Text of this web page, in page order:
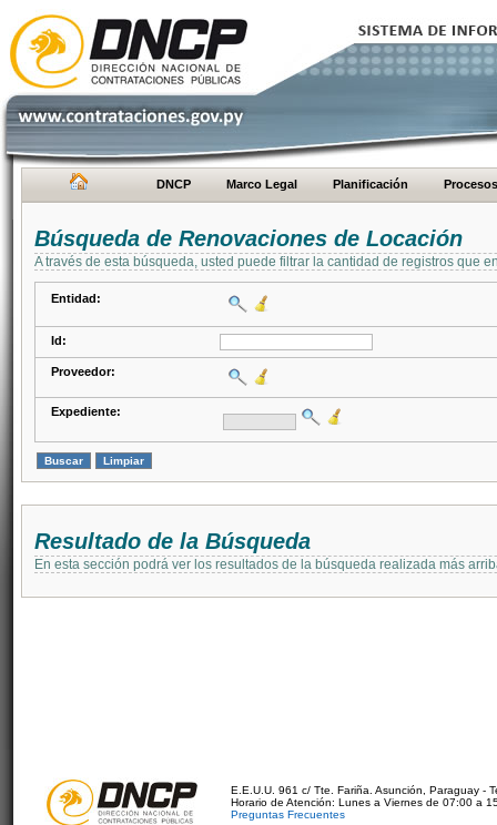
DNCP Marco Legal Planificación Procesos
Búsqueda de Renovaciones de Locación
A través de esta búsqueda, usted puede filtrar la cantidad de registros que
Entidad:
Id:
Proveedor:
Expediente:
Resultado de la Búsqueda
En esta sección podrá ver los resultados de la búsqueda realizada más
E.E.U.U. 961 c/ Tte. Fariña. Asunción, Paraguay -
Horario de Atención: Lunes a Viernes de 07:00 a
Preguntas Frecuentes